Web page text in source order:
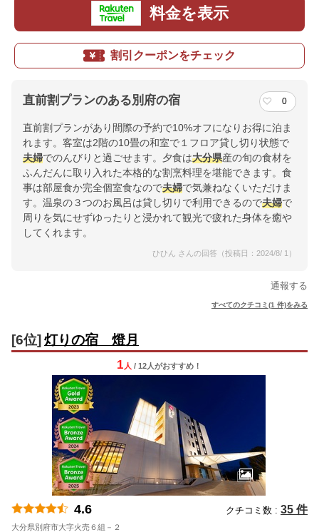
料金を表示
割引クーポンをチェック
直前割プランのある別府の宿 0
直前割プランがあり間際の予約で10%オフになりお得に泊ま
れます。客室は2階の10畳の和室で１フロア貸し切り状態で
夫婦でのんびりと過ごせます。夕食は大分県産の旬の食材を
ふんだんに取り入れた本格的な割烹料理を堪能できます。食
事は部屋食か完全個室食なので夫婦で気兼ねなくいただけま
す。温泉の３つのお風呂は貸し切りで利用できるので夫婦で
周りを気にせずゆったりと浸かれて観光で疲れた身体を癒や
してくれます。
ひひん さんの回答（投稿日：2024/8/ 1）
通報する
すべてのクチコミ(1 件)をみる
[6位] 灯りの宿 燈月
1 人 / 12人がおすすめ！
4.6 クチコミ数 : 35 件
大分県別府市大字火売６組－２